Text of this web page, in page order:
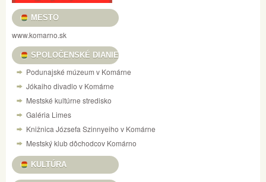
MESTO
www.komarno.sk
SPOLOČENSKÉ DIANIE
Podunajské múzeum v Komárne
Jókaiho divadlo v Komárne
Mestské kultúrne stredisko
Galéria Limes
Knižnica Józsefa Szinnyeiho v Komárne
Mestský klub dôchodcov Komárno
KULTÚRA